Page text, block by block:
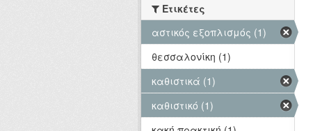
Ετικέτες
αστικός εξοπλισμός (1)
θεσσαλονίκη (1)
καθιστικά (1)
καθιστικό (1)